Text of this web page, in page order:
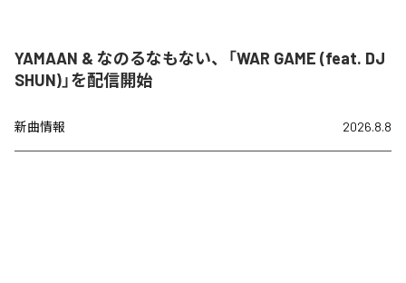
YAMAAN & なのるなもない、「WAR GAME (feat. DJ
SHUN)」を配信開始
新曲情報 2026.8.8